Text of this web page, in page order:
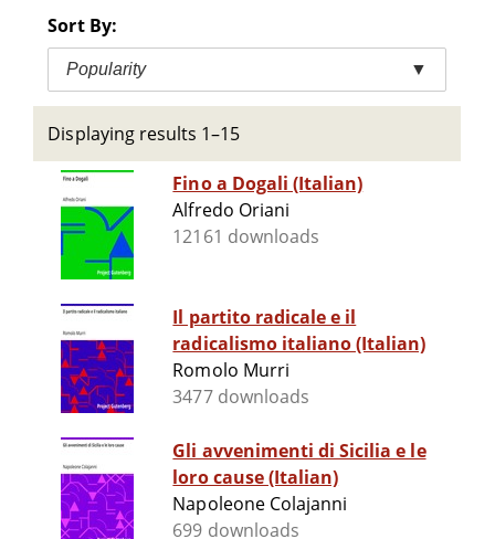
Sort By:
Popularity ▼
Displaying results 1–15
Fino a Dogali (Italian)
Alfredo Oriani
12161 downloads
Il partito radicale e il
radicalismo italiano (Italian)
Romolo Murri
3477 downloads
Gli avvenimenti di Sicilia e le
loro cause (Italian)
Napoleone Colajanni
699 downloads